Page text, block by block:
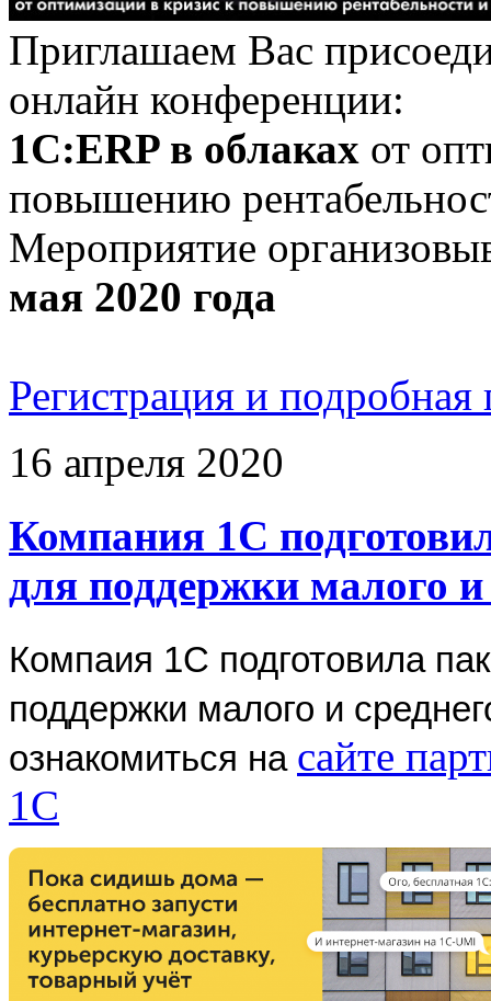
Приглашаем Вас
онлайн конференции:
1С:ERP в облаках от
повышению
Мероприятие
мая 2020 года
Регистрация и
16 апреля 2020
Компания 1С
для поддержки малого и
Компаия 1С подготовила
поддержки малого и
ознакомиться на сайте
1С